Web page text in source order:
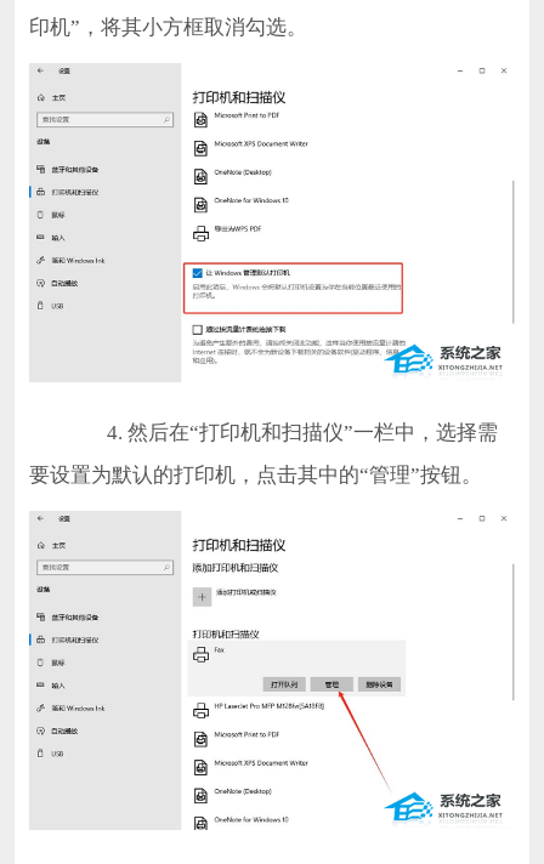
印机”，将其小方框取消勾选。
4. 然后在“打印机和扫描仪”一栏中，选择需
要设置为默认的打印机，点击其中的“管理”按钮。